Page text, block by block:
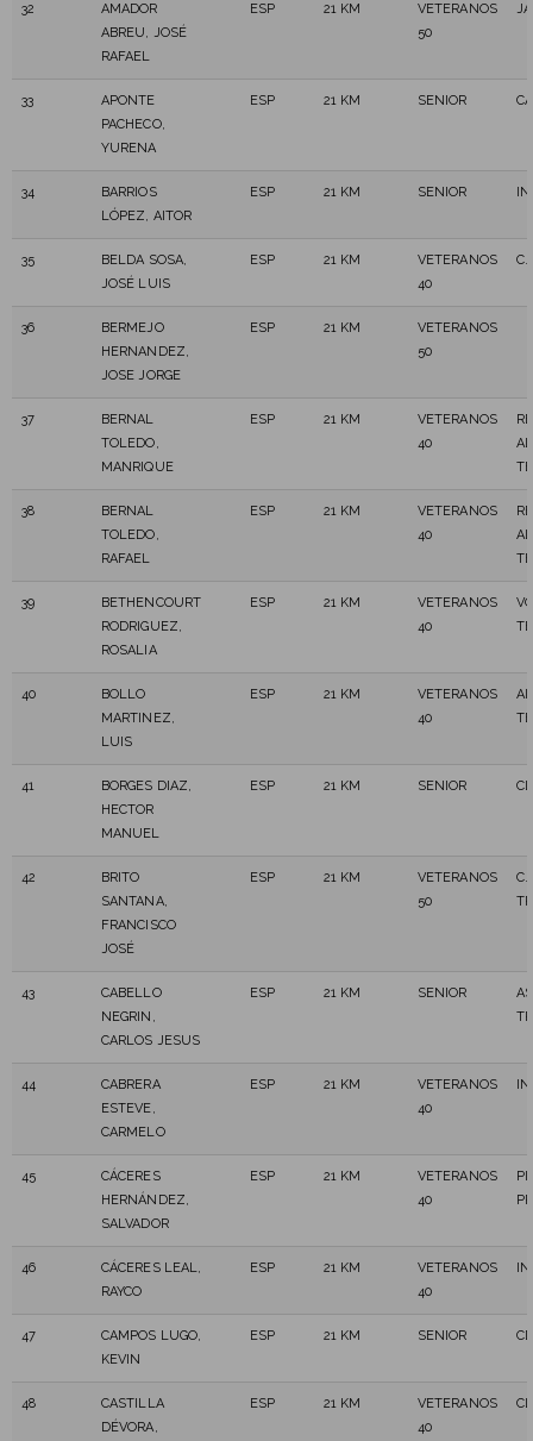
32
AMADOR
ABREU, JOSÉ
RAFAEL
ESP 21 KM
VETERANOS
50
33
APONTE
PACHECO,
YURENA
ESP 21 KM SENIOR
34
BARRIOS
LÓPEZ, AITOR
ESP 21 KM SENIOR
35
BELDA SOSA,
JOSÉ LUIS
ESP 21 KM
VETERANOS
40
36
BERMEJO
HERNANDEZ,
JOSE JORGE
ESP 21 KM
VETERANOS
50
37
BERNAL
TOLEDO,
MANRIQUE
ESP 21 KM
VETERANOS
40
38
BERNAL
TOLEDO,
RAFAEL
ESP 21 KM
VETERANOS
40
39
BETHENCOURT
RODRIGUEZ,
ROSALIA
ESP 21 KM
VETERANOS
40
40
BOLLO
MARTINEZ,
LUIS
ESP 21 KM
VETERANOS
40
41
BORGES DIAZ,
HECTOR
MANUEL
ESP 21 KM SENIOR
42
BRITO
SANTANA,
FRANCISCO
JOSÉ
ESP 21 KM
VETERANOS
50
C.
43
CABELLO
NEGRIN,
CARLOS JESUS
ESP 21 KM SENIOR
44
CABRERA
ESTEVE,
CARMELO
ESP 21 KM
VETERANOS
40
45
CÁCERES
HERNÁNDEZ,
SALVADOR
ESP 21 KM
VETERANOS
40
46
CÁCERES LEAL,
RAYCO
ESP 21 KM
VETERANOS
40
47
CAMPOS LUGO,
KEVIN
ESP 21 KM SENIOR
48
CASTILLA
DÉVORA,
ESP 21 KM
VETERANOS
40